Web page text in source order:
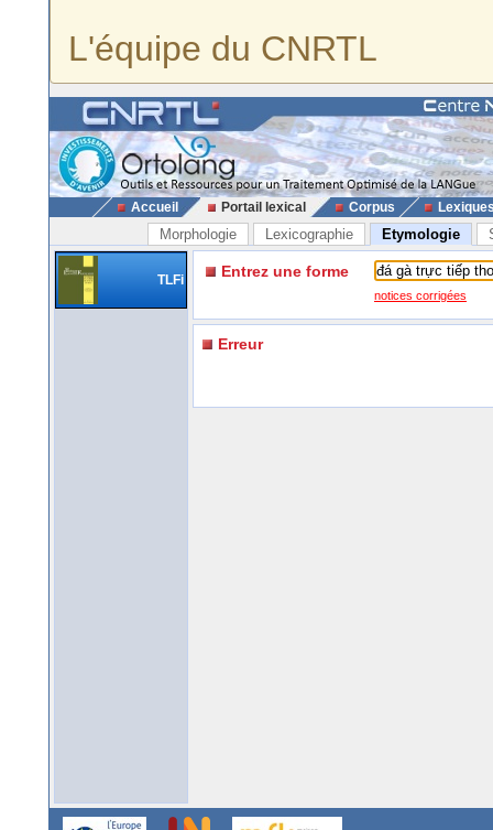
L'équipe du CNRTL
Accueil Portail lexical Corpus
Morphologie Lexicographie Etymologie
TLFi Entrez une forme
notices corrigées
Erreur